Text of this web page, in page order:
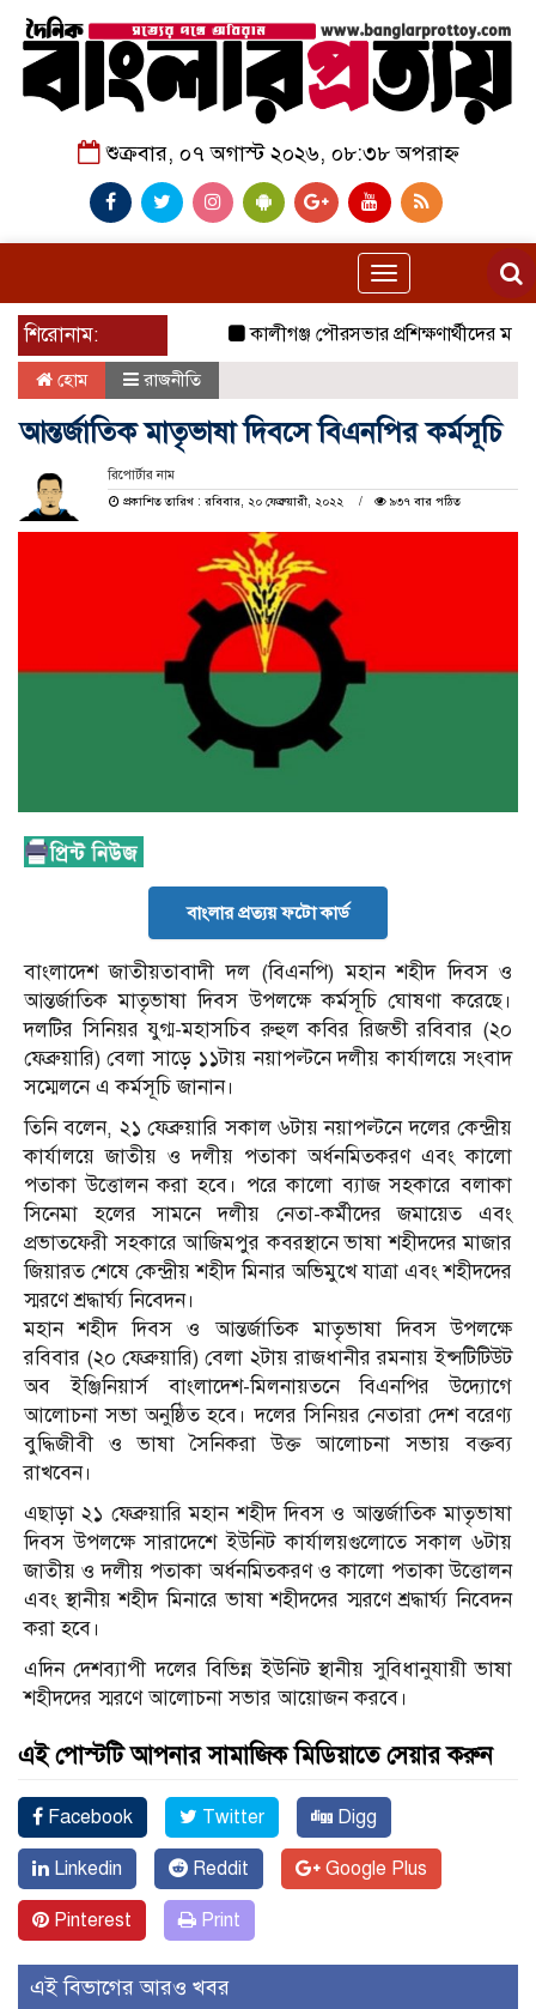
শুক্রবার, ০৭ অগাস্ট ২০২৬, ০৮:৩৮ অপরাহ্ন
Toggle
navigation
শিরোনাম:
কালীগঞ্জ পৌরসভার প্রশিক্ষণার্থীদের মাঝে
হোম রাজনীতি
আন্তর্জাতিক মাতৃভাষা দিবসে বিএনপির কর্মসূচি
রিপোর্টার নাম
প্রকাশিত তারিখ : রবিবার, ২০ ফেব্রুয়ারী, ২০২২
৯৩৭ বার পঠিত
বাংলার প্রত্যয় ফটো কার্ড
বাংলাদেশ জাতীয়তাবাদী দল (বিএনপি) মহান শহীদ দিবস ও
আন্তর্জাতিক মাতৃভাষা দিবস উপলক্ষে কর্মসূচি ঘোষণা করেছে।
দলটির সিনিয়র যুগ্ম-মহাসচিব রুহুল কবির রিজভী রবিবার (২০
ফেব্রুয়ারি) বেলা সাড়ে ১১টায় নয়াপল্টনে দলীয় কার্যালয়ে সংবাদ
সম্মেলনে এ কর্মসূচি জানান।
তিনি বলেন, ২১ ফেব্রুয়ারি সকাল ৬টায় নয়াপল্টনে দলের কেন্দ্রীয়
কার্যালয়ে জাতীয় ও দলীয় পতাকা অর্ধনমিতকরণ এবং কালো
পতাকা উত্তোলন করা হবে। পরে কালো ব্যাজ সহকারে বলাকা
সিনেমা হলের সামনে দলীয় নেতা-কর্মীদের জমায়েত এবং
প্রভাতফেরী সহকারে আজিমপুর কবরস্থানে ভাষা শহীদদের মাজার
জিয়ারত শেষে কেন্দ্রীয় শহীদ মিনার অভিমুখে যাত্রা এবং শহীদদের
স্মরণে শ্রদ্ধার্ঘ্য নিবেদন।
মহান শহীদ দিবস ও আন্তর্জাতিক মাতৃভাষা দিবস উপলক্ষে
রবিবার (২০ ফেব্রুয়ারি) বেলা ২টায় রাজধানীর রমনায় ইন্সটিটিউট
অব ইঞ্জিনিয়ার্স বাংলাদেশ-মিলনায়তনে বিএনপির উদ্যোগে
আলোচনা সভা অনুষ্ঠিত হবে। দলের সিনিয়র নেতারা দেশ বরেণ্য
বুদ্ধিজীবী ও ভাষা সৈনিকরা উক্ত আলোচনা সভায় বক্তব্য
রাখবেন।
এছাড়া ২১ ফেব্রুয়ারি মহান শহীদ দিবস ও আন্তর্জাতিক মাতৃভাষা
দিবস উপলক্ষে সারাদেশে ইউনিট কার্যালয়গুলোতে সকাল ৬টায়
জাতীয় ও দলীয় পতাকা অর্ধনমিতকরণ ও কালো পতাকা উত্তোলন
এবং স্থানীয় শহীদ মিনারে ভাষা শহীদদের স্মরণে শ্রদ্ধার্ঘ্য নিবেদন
করা হবে।
এদিন দেশব্যাপী দলের বিভিন্ন ইউনিট স্থানীয় সুবিধানুযায়ী ভাষা
শহীদদের স্মরণে আলোচনা সভার আয়োজন করবে।
এই পোস্টটি আপনার সামাজিক মিডিয়াতে সেয়ার করুন
Facebook Twitter Digg
Linkedin Reddit Google Plus
Pinterest Print
এই বিভাগের আরও খবর